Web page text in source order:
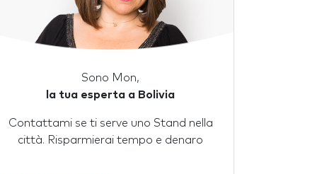
Sono Mon,
la tua esperta a Bolivia
Contattami se ti serve uno Stand nella
città. Risparmierai tempo e denaro